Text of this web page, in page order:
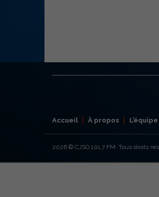
Accueil À propos L’équipe
2026 © CJSO 101,7 FM. Tous droits